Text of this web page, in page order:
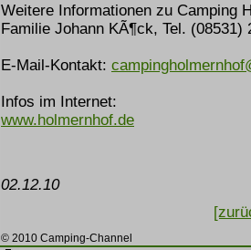
Weitere Informationen zu Camping
Familie Johann KÃ¶ck, Tel.
E-Mail-Kontakt:
Infos im Internet:
www.holmernhof.de
02.12.10
© 2010 Camping-Channel